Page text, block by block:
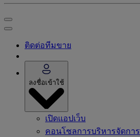
ติดต่อทีมขาย
ลงชื่อเข้าใช้
เปิดแอปเว็บ
คอนโซลการบริหารจัดการ